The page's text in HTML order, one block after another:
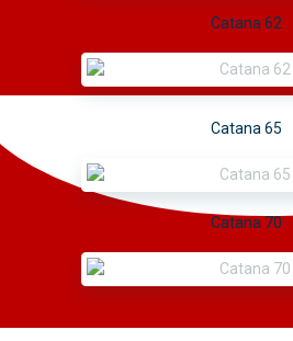
Catana 62
Catana 65
Catana 70